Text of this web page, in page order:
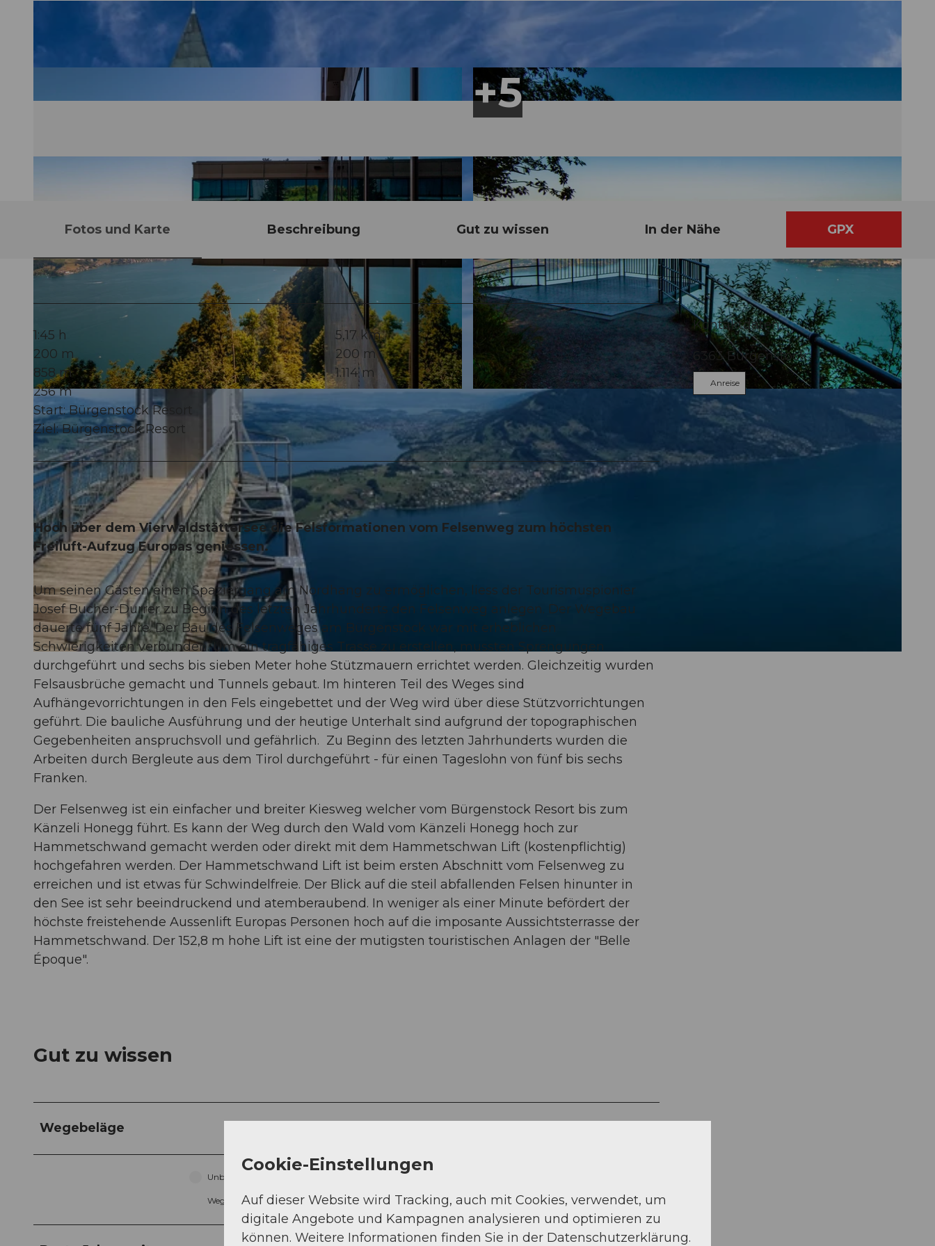
© Christina Bucher, Nidwalden Tourismus © Christina Bucher, Nidwalden Tourismus
Fotos und Karte Beschreibung Gut zu wissen In der Nähe GPX
1:45 h
5,17 km
200 m
200 m
858 m
1.114 m
256 m
Start: Bürgenstock Resort
Ziel: Bürgenstock Resort
Hoch über dem Vierwaldstättersee die Felsformationen vom Felsenweg zum höchsten
Freiluft-Aufzug Europas geniessen.
Um seinen Gästen einen Spaziergang am Nordhang zu ermöglichen, liess der Tourismuspionier
Josef Bucher-Durrer zu Beginn des letzten Jahrhunderts den Felsenweg anlegen. Der Wegebau
dauerte fünf Jahre. Der Bau des Felsenweges am Bürgenstock war mit erheblichen
Schwierigkeiten verbunden. Um ein tragfähiges Trasse zu erstellen, mussten Sprengungen
durchgeführt und sechs bis sieben Meter hohe Stützmauern errichtet werden. Gleichzeitig wurden
Felsausbrüche gemacht und Tunnels gebaut. Im hinteren Teil des Weges sind
Aufhängevorrichtungen in den Fels eingebettet und der Weg wird über diese Stützvorrichtungen
geführt. Die bauliche Ausführung und der heutige Unterhalt sind aufgrund der topographischen
Gegebenheiten anspruchsvoll und gefährlich. Zu Beginn des letzten Jahrhunderts wurden die
Arbeiten durch Bergleute aus dem Tirol durchgeführt - für einen Tageslohn von fünf bis sechs
Franken.
Der Felsenweg ist ein einfacher und breiter Kiesweg welcher vom Bürgenstock Resort bis zum
Känzeli Honegg führt. Es kann der Weg durch den Wald vom Känzeli Honegg hoch zur
Hammetschwand gemacht werden oder direkt mit dem Hammetschwan Lift (kostenpflichtig)
hochgefahren werden. Der Hammetschwand Lift ist beim ersten Abschnitt vom Felsenweg zu
erreichen und ist etwas für Schwindelfreie. Der Blick auf die steil abfallenden Felsen hinunter in
den See ist sehr beeindruckend und atemberaubend. In weniger als einer Minute befördert der
höchste freistehende Aussenlift Europas Personen hoch auf die imposante Aussichtsterrasse der
Hammetschwand. Der 152,8 m hohe Lift ist eine der mutigsten touristischen Anlagen der "Belle
Époque".
Gut zu wissen
Wegebeläge
Unbekannt (4%)
Weg (27%) Pfad (31%)
Kontaktdaten
6363 Bürgenstock
Anreise
Cookie-Einstellungen
Auf dieser Website wird Tracking, auch mit Cookies, verwendet, um
digitale Angebote und Kampagnen analysieren und optimieren zu
können. Weitere Informationen finden Sie in der Datenschutzerklärung.